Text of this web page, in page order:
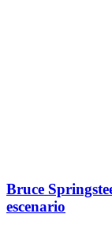
Bruce
escenario